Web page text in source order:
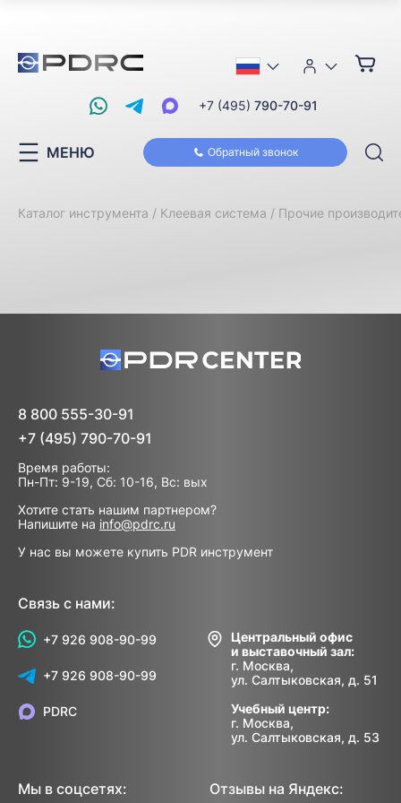
Обратный звонок
+7 (495) 790-70-91
МЕНЮ
Каталог инструмента Клеевая система Прочие
8 800 555-30-91
+7 (495) 790-70-91
Время работы:
Пн-Пт: 9-19, Сб: 10-16, Вс: вых
Хотите стать нашим партнером?
Напишите на info@pdrc.ru
У нас вы можете купить PDR инструмент
Связь с нами:
+7 926 908-90-99
+7 926 908-90-99
Центральный офис
и выставочный зал:
г. Москва,
ул. Салтыковская, д. 51
Учебный центр:
г. Москва,
ул. Салтыковская, д. 53
PDRC
Мы в соцсетях: Отзывы на Яндекс: